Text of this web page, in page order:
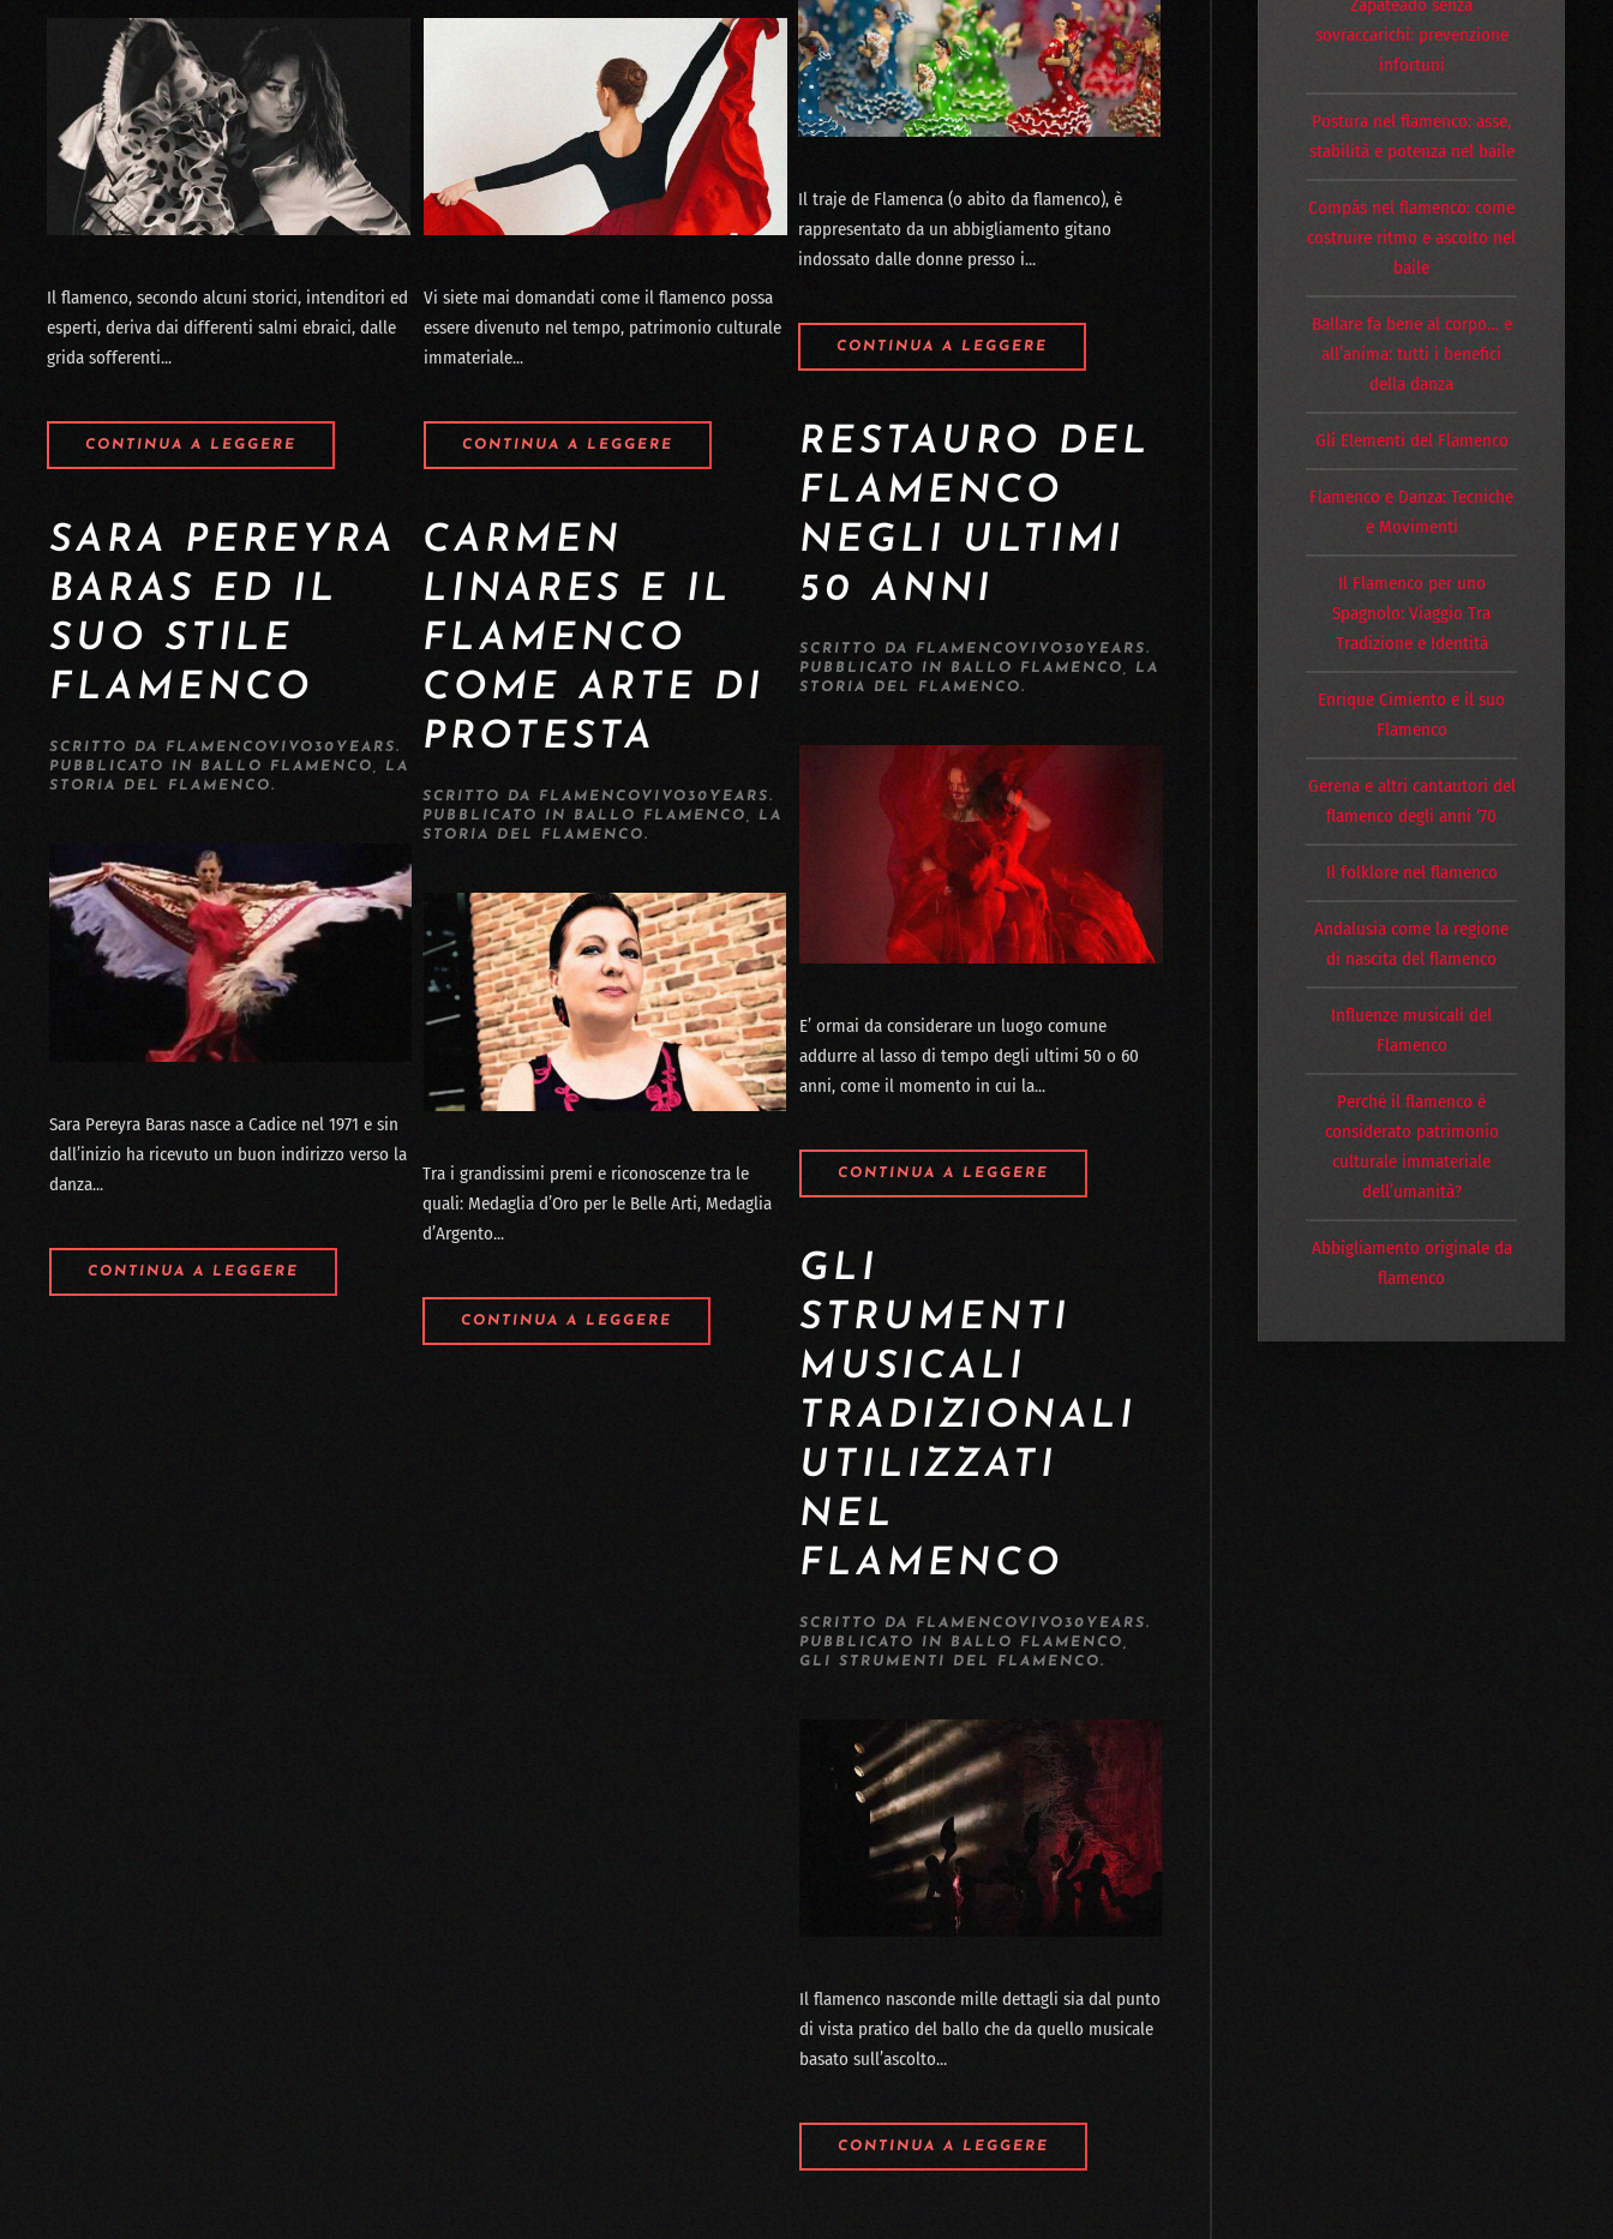
Vi siete mai domandati come il flamenco possa
essere divenuto nel tempo, patrimonio culturale
immateriale...
CONTINUA A LEGGERE
Il traje de Flamenca (o abito da flamenco), è
rappresentato da un abbigliamento gitano
indossato dalle donne presso i...
CONTINUA A LEGGERE
Il flamenco, secondo alcuni storici, intenditori ed
esperti, deriva dai differenti salmi ebraici, dalle
grida sofferenti...
CONTINUA A LEGGERE
RESTAURO DEL
FLAMENCO
NEGLI ULTIMI
50 ANNI
SCRITTO DA FLAMENCOVIVO30YEARS.
PUBBLICATO IN BALLO FLAMENCO
LA
STORIA DEL FLAMENCO.
E’ ormai da considerare un luogo comune
addurre al lasso di tempo degli ultimi 50 o 60
anni, come il momento in cui la...
CONTINUA A LEGGERE
SARA PEREYRA
BARAS ED IL
SUO STILE
FLAMENCO
SCRITTO DA FLAMENCOVIVO30YEARS.
PUBBLICATO IN
BALLO FLAMENCO
LA
STORIA DEL FLAMENCO.
Sara Pereyra Baras nasce a Cadice nel 1971 e sin
dall’inizio ha ricevuto un buon indirizzo verso la
danza...
CONTINUA A LEGGERE
CARMEN
LINARES E IL
FLAMENCO
COME ARTE DI
PROTESTA
SCRITTO DA FLAMENCOVIVO30YEARS.
PUBBLICATO IN BALLO FLAMENCO
LA
STORIA DEL FLAMENCO.
Tra i grandissimi premi e riconoscenze tra le
quali: Medaglia d’Oro per le Belle Arti, Medaglia
d’Argento...
CONTINUA A LEGGERE
GLI
STRUMENTI
MUSICALI
TRADIZIONALI
UTILIZZATI
NEL
FLAMENCO
SCRITTO DA FLAMENCOVIVO30YEARS.
PUBBLICATO IN BALLO FLAMENCO
GLI STRUMENTI DEL FLAMENCO.
Il flamenco nasconde mille dettagli sia dal punto
di vista pratico del ballo che da quello musicale
basato sull’ascolto...
CONTINUA A LEGGERE
Zapateado senza
sovraccarichi: prevenzione
infortuni
Postura nel flamenco: asse,
stabilità e potenza nel baile
Compás nel flamenco: come
costruire ritmo e ascolto nel
baile
Ballare fa bene al corpo… e
all’anima: tutti i benefici
della danza
Gli Elementi del Flamenco
Flamenco e Danza: Tecniche
e Movimenti
Il Flamenco per uno
Spagnolo: Viaggio Tra
Tradizione e Identità
Enrique Cimiento e il suo
Flamenco
Gerena e altri cantautori del
flamenco degli anni ‘70
Il folklore nel flamenco
Andalusia come la regione
di nascita del flamenco
Influenze musicali del
Flamenco
Perché il flamenco è
considerato patrimonio
culturale immateriale
dell’umanità?
Abbigliamento originale da
flamenco